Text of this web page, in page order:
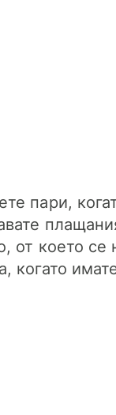
пари,
от което се
когато